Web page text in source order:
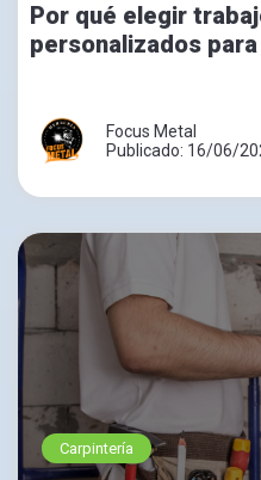
Por qué elegir
personalizados
Focus Metal
Publicado: 16/06/
Carpintería